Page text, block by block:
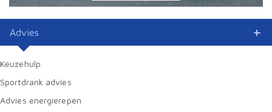
Advies
Keuzehulp
Sportdrank advies
Advies energierepen